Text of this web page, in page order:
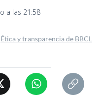
a las 21:58
Ética y transparencia de BBCL